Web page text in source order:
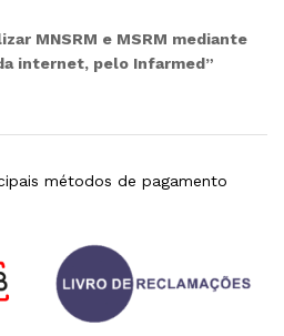
MNSRM e MSRM mediante
internet, pelo Infarmed”
métodos de pagamento